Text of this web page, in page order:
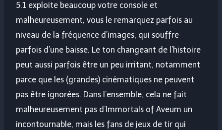
5.1 exploite beaucoup votre console et
malheureusement, vous le remarquez parfois au
niveau de la fréquence d’images, qui souffre
parfois d’une baisse. Le ton changeant de l’histoire
peut aussi parfois être un peu irritant, notamment
parce que les (grandes) cinématiques ne peuvent
pas être ignorées. Dans l’ensemble, cela ne fait
malheureusement pas d’Immortals of Aveum un
incontournable, mais les fans de jeux de tir qui